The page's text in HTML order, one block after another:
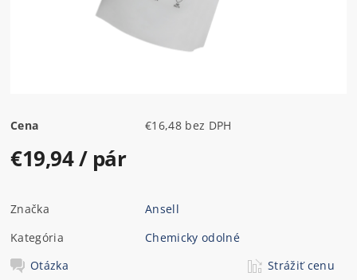
Cena €16,48 bez DPH
€19,94/ pár
Značka
Ansell
Kategória
Chemicky odolné
Otázka
Strážiť cenu